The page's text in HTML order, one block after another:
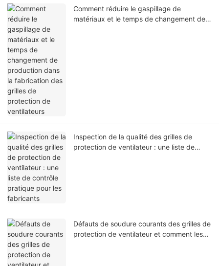
Comment réduire le gaspillage de
matériaux et le temps de changement de
Inspection de la qualité des grilles de
protection de ventilateur : une liste de
Défauts de soudure courants des grilles de
protection de ventilateur et comment les